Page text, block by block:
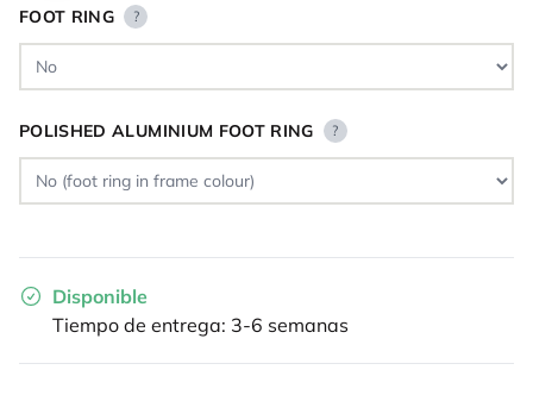
FOOT RING ?
POLISHED ALUMINIUM FOOT RING ?
Disponible
Tiempo de entrega: 3-6 semanas